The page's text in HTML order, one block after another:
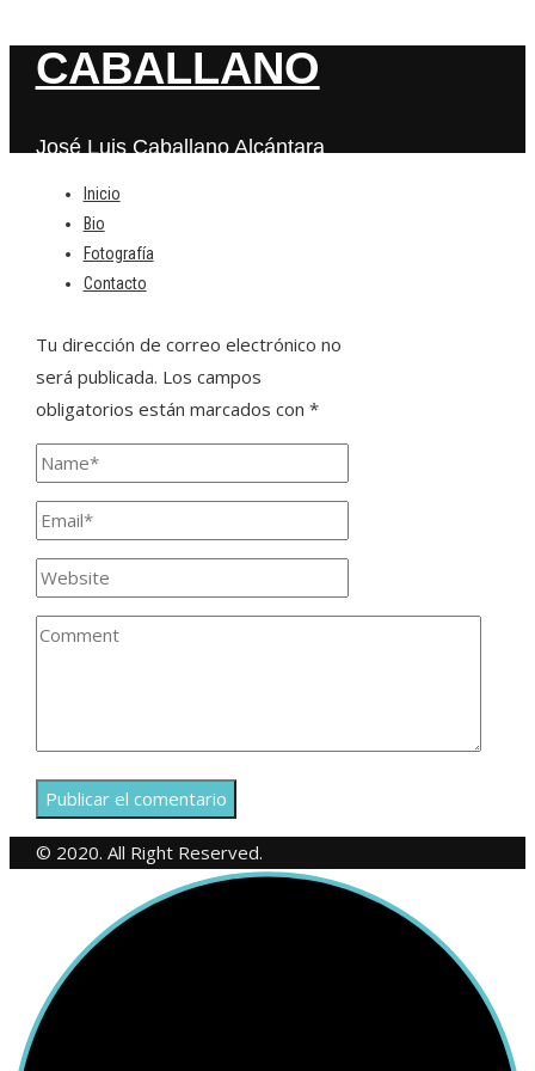
CABALLANO
José Luis Caballano Alcántara
Inicio
Bio
Fotografía
Contacto
Deja una respuesta
Tu dirección de correo electrónico no
será publicada. Los campos
obligatorios están marcados con *
© 2020. All Right Reserved.